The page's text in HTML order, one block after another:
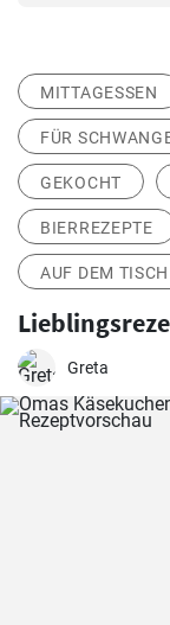
MITTAGESSEN
FÜR
GEKOCHT
BIERREZEPTE
AUF DEM
Greta